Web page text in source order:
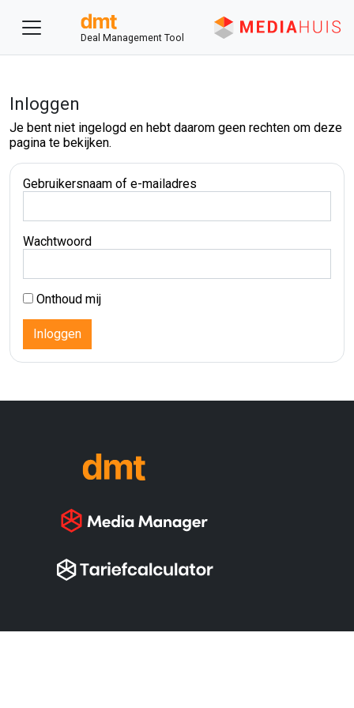
Deal Management Tool
Inloggen
Je bent niet ingelogd en hebt daarom geen rechten om deze
pagina te bekijken.
Gebruikersnaam of e-mailadres
Wachtwoord
Onthoud mij